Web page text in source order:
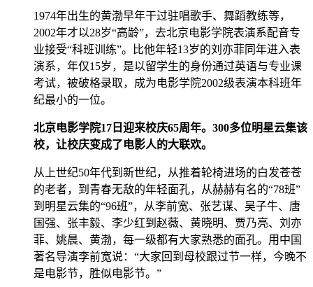
1974年出生的黄渤早年干过驻唱歌手、舞蹈教练等，
2002年才以28岁“高龄”，去北京电影学院表演系配音专
业接受“科班训练”。比他年轻13岁的刘亦菲同年进入表
演系，年仅15岁，是以留学生的身份通过英语与专业课
考试，被破格录取，成为电影学院2002级表演本科班年
纪最小的一位。
北京电影学院17日迎来校庆65周年。300多位明星云集该
校，让校庆变成了电影人的大联欢。
从上世纪50年代到新世纪，从推着轮椅进场的白发苍苍
的老者，到青春无敌的年轻面孔，从赫赫有名的“78班”
到明星云集的“96班”，从李前宽、张艺谋、吴子牛、唐
国强、张丰毅、李少红到赵薇、黄晓明、贾乃亮、刘亦
菲、姚晨、黄渤，每一级都有大家熟悉的面孔。用中国
著名导演李前宽说：“大家回到母校跟过节一样，今晚不
是电影节，胜似电影节。”